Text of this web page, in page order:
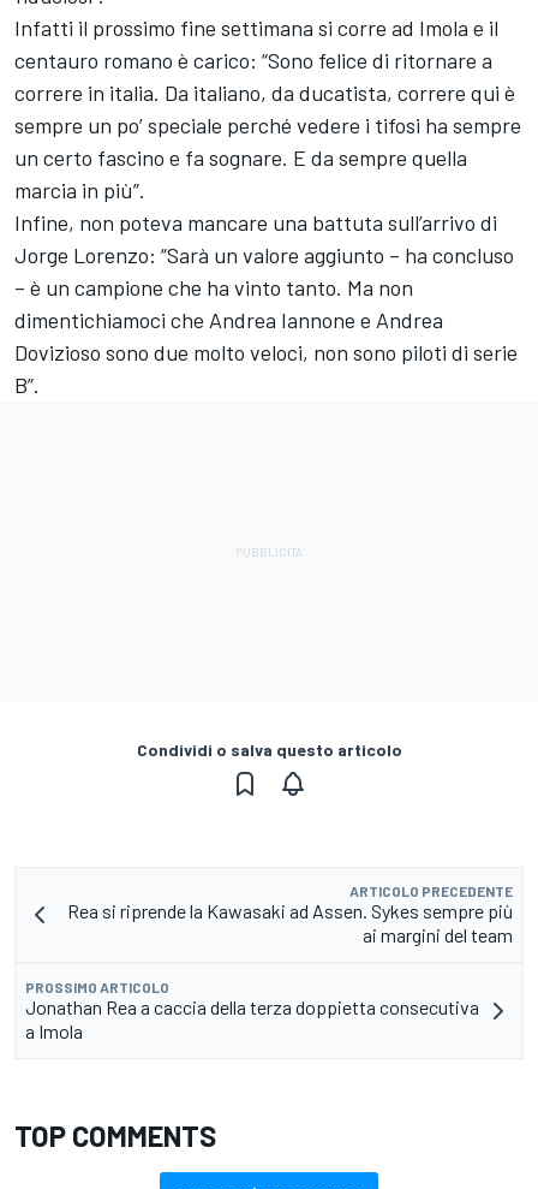
Infatti il prossimo fine settimana si corre ad Imola e il
centauro romano è carico: “Sono felice di ritornare a
correre in italia. Da italiano, da ducatista, correre qui è
sempre un po’ speciale perché vedere i tifosi ha sempre
un certo fascino e fa sognare. E da sempre quella
marcia in più”.
Infine, non poteva mancare una battuta sull’arrivo di
Jorge Lorenzo: “Sarà un valore aggiunto – ha concluso
– è un campione che ha vinto tanto. Ma non
dimentichiamoci che Andrea Iannone e Andrea
Dovizioso sono due molto veloci, non sono piloti di serie
B”.
Condividi o salva questo articolo
ARTICOLO PRECEDENTE
Rea si riprende la Kawasaki ad Assen. Sykes sempre più
ai margini del team
PROSSIMO ARTICOLO
Jonathan Rea a caccia della terza doppietta consecutiva
a Imola
TOP COMMENTS